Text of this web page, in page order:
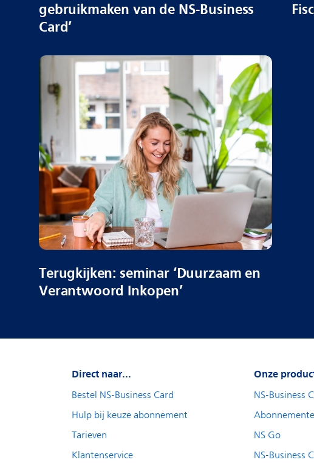
gebruikmaken van de NS-Business
Card’
Terugkijken: seminar ‘Duurzaam en
Verantwoord Inkopen’
Direct naar...
Bestel NS-Business Card
Hulp bij keuze abonnement
Tarieven
Klantenservice
Onze
NS-Business
NS Go
NS-Business